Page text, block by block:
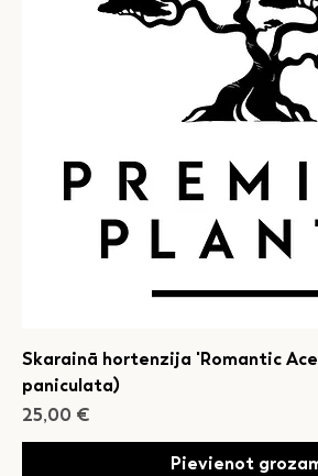
Skarainā hortenzija 'Romantic
paniculata)
Cena
25,00 €
Pievienot